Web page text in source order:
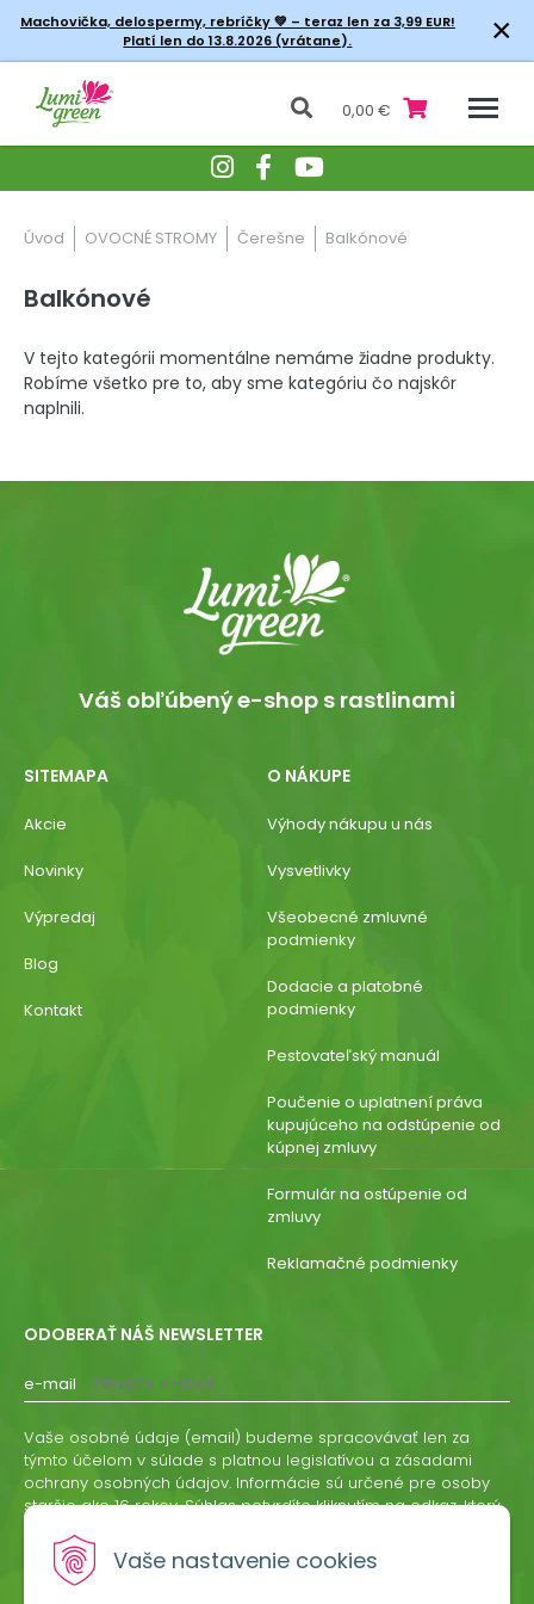
Vaše nastavenie cookies
Machovička, delospermy, rebríčky💚 – teraz len za 3,99 EUR!
Platí len do 13.8.2026 (vrátane).
×
0,00 €
Úvod OVOCNÉ STROMY Čerešne Balkónové
Balkónové
V tejto kategórii momentálne nemáme žiadne produkty.
Robíme všetko pre to, aby sme kategóriu čo najskôr
naplnili.
Váš obľúbený e-shop s rastlinami
SITEMAPA
Akcie
Novinky
Výpredaj
Blog
Kontakt
O NÁKUPE
Výhody nákupu u nás
Vysvetlivky
Všeobecné zmluvné
podmienky
Dodacie a platobné
podmienky
Pestovateľský manuál
Poučenie o uplatnení práva
kupujúceho na odstúpenie od
kúpnej zmluvy
Formulár na ostúpenie od
zmluvy
Reklamačné podmienky
ODOBERAŤ NÁŠ NEWSLETTER
e-mail
Vaše osobné údaje (email) budeme spracovávať len za
týmto účelom v súlade s platnou legislatívou a zásadami
ochrany osobných údajov. Informácie sú určené pre osoby
staršie ako 16 rokov. Súhlas potvrdíte kliknutím na odkaz, ktorý
odvolať písomne, emailom alebo kliknutím na odkaz z
ktoréhokoľvek informačného emailu.